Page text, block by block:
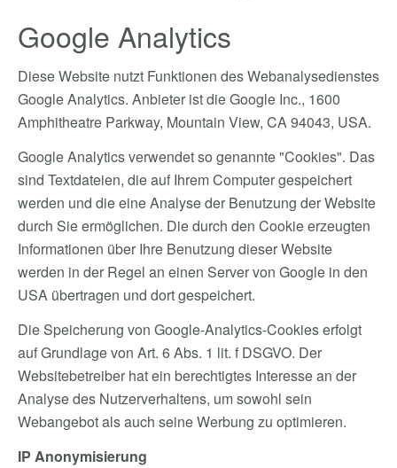
Google Analytics
Diese Website nutzt Funktionen des Webanalysedienstes
Google Analytics. Anbieter ist die Google Inc., 1600
Amphitheatre Parkway, Mountain View, CA 94043, USA.
Google Analytics verwendet so genannte "Cookies". Das
sind Textdateien, die auf Ihrem Computer gespeichert
werden und die eine Analyse der Benutzung der Website
durch Sie ermöglichen. Die durch den Cookie erzeugten
Informationen über Ihre Benutzung dieser Website
werden in der Regel an einen Server von Google in den
USA übertragen und dort gespeichert.
Die Speicherung von Google-Analytics-Cookies erfolgt
auf Grundlage von Art. 6 Abs. 1 lit. f DSGVO. Der
Websitebetreiber hat ein berechtigtes Interesse an der
Analyse des Nutzerverhaltens, um sowohl sein
Webangebot als auch seine Werbung zu optimieren.
IP Anonymisierung